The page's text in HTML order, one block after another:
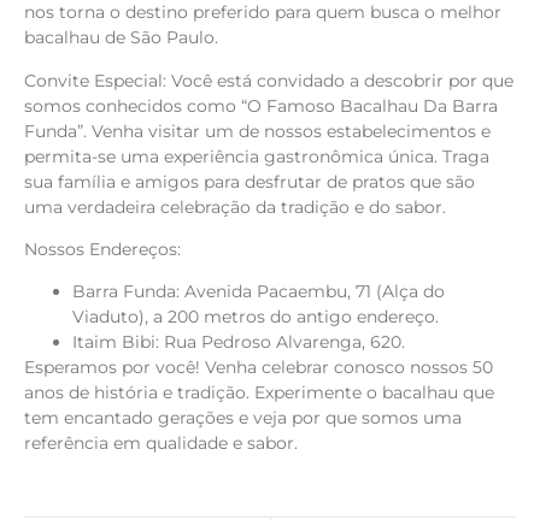
nos torna o destino preferido para quem busca o melhor
bacalhau de São Paulo.
Convite Especial: Você está convidado a descobrir por que
somos conhecidos como “O Famoso Bacalhau Da Barra
Funda”. Venha visitar um de nossos estabelecimentos e
permita-se uma experiência gastronômica única. Traga
sua família e amigos para desfrutar de pratos que são
uma verdadeira celebração da tradição e do sabor.
Nossos Endereços:
Barra Funda: Avenida Pacaembu, 71 (Alça do
Viaduto), a 200 metros do antigo endereço.
Itaim Bibi: Rua Pedroso Alvarenga, 620.
Esperamos por você! Venha celebrar conosco nossos 50
anos de história e tradição. Experimente o bacalhau que
tem encantado gerações e veja por que somos uma
referência em qualidade e sabor.